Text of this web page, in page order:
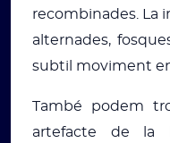
recombinades. La
alternades,
subtil moviment
També podem
artefacte de la